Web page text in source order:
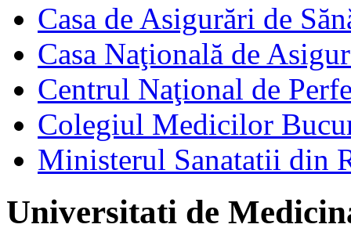
Casa de Asigurări de
Casa Naţională de
Centrul Naţional de
Colegiul Medicilor
Ministerul Sanatatii din
Universitati de